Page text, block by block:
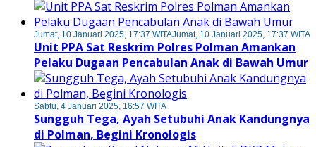
Jumat, 10 Januari 2025, 17:37 WITAJumat, 10 Januari 2025, 17:37 WITA
Unit PPA Sat Reskrim Polres Polman Amankan
Pelaku Dugaan Pencabulan Anak di Bawah Umur
Sabtu, 4 Januari 2025, 16:57 WITA
Sungguh Tega, Ayah Setubuhi Anak Kandungnya
di Polman, Begini Kronologis